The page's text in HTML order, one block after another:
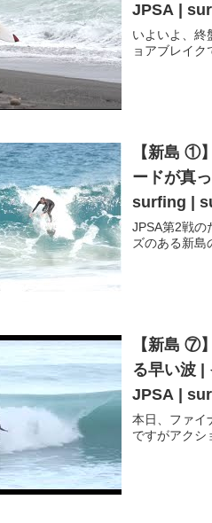
JPSA |
いよいよ、終
ョアブレイク
【新島 ①
ードが真
surfing |
JPSA第2戦の
ズのある新島
【新島 ⑦
る早い波 |
JPSA |
本日、ファイ
ですがアクシ